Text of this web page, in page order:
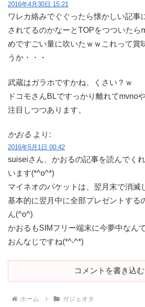
2016年4月30日 15:21
ワレカ絡みでぐぐったら懐かしい記事
されてるのかなーとTOPをつついたら
めですごい量に吹いたｗｗこれって賞
うか・・・
武蔵はガラホですかね、くさい？ｗ
ドコモさんBLですっかり離れてmvno
注目しつつあります。
かおる より:
2016年5月1日 00:42
suiseiさん、かおるの記事を読んでく
います(*^o^*)
マイネオのパケットは、翌月末で消滅
基本的に翌月中に全部プレゼントする
ん(^o^)
かおるもSIMフリー端末に今夢中なん
おんなじですね(*^-^*)
コメントを書き込む
ホーム ガジェオタ